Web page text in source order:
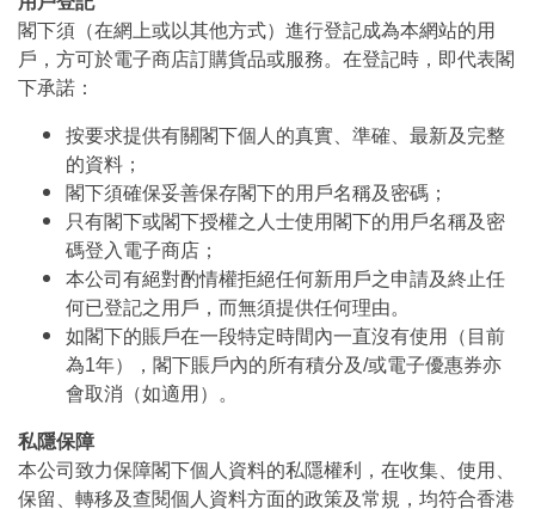
閣下須（在網上或以其他方式）進行登記成為本網站的用
戶，方可於電子商店訂購貨品或服務。在登記時，即代表閣
下承諾：
按要求提供有關閣下個人的真實、準確、最新及完整
的資料；
閣下須確保妥善保存閣下的用戶名稱及密碼；
只有閣下或閣下授權之人士使用閣下的用戶名稱及密
碼登入電子商店；
本公司有絕對酌情權拒絕任何新用戶之申請及終止任
何已登記之用戶，而無須提供任何理由。
如閣下的賬戶在一段特定時間內一直沒有使用（目前
為1年），閣下賬戶內的所有積分及/或電子優惠券亦
會取消（如適用）。
私隱保障
本公司致力保障閣下個人資料的私隱權利，在收集、使用、
保留、轉移及查閱個人資料方面的政策及常規，均符合香港